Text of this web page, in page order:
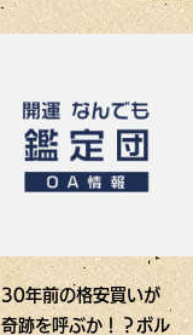
30年前の格安買いが
奇跡を呼ぶか！？ボル